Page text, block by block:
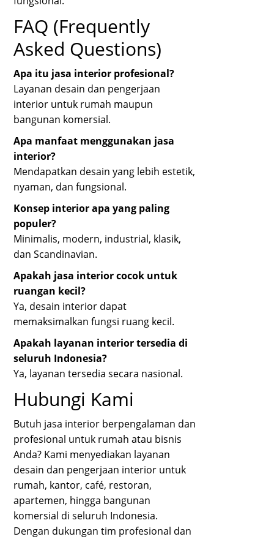
FAQ (Frequently
Asked Questions)
Apa itu jasa interior profesional?
Layanan desain dan pengerjaan
interior untuk rumah maupun
bangunan komersial.
Apa manfaat menggunakan jasa
interior?
Mendapatkan desain yang lebih estetik,
nyaman, dan fungsional.
Konsep interior apa yang paling
populer?
Minimalis, modern, industrial, klasik,
dan Scandinavian.
Apakah jasa interior cocok untuk
ruangan kecil?
Ya, desain interior dapat
memaksimalkan fungsi ruang kecil.
Apakah layanan interior tersedia di
seluruh Indonesia?
Ya, layanan tersedia secara nasional.
Hubungi Kami
Butuh jasa interior berpengalaman dan
profesional untuk rumah atau bisnis
Anda? Kami menyediakan layanan
desain dan pengerjaan interior untuk
rumah, kantor, café, restoran,
apartemen, hingga bangunan
komersial di seluruh Indonesia.
Dengan dukungan tim profesional dan